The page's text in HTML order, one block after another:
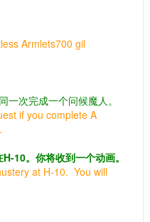
Armlets700 gil
次完成一个问候魔人。
if you complete A
10。你将收到一个动画。
at H-10. You will